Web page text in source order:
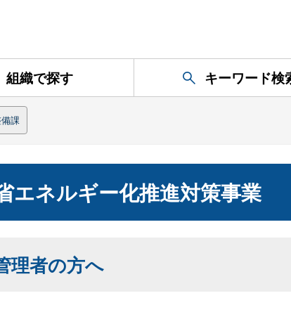
組織で探す キーワード検
課
エネルギー化推進対策事業
理者の方へ